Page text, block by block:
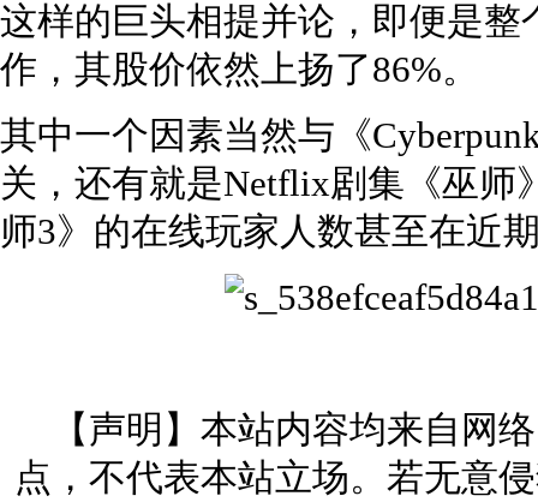
这样的巨头相提并论，即便是整
作，其股价依然上扬了86%。
其中一个因素当然与《
关，还有就是Netflix剧集《巫师
师3》的在线玩家人数甚至在近
【声明】本站内容均来自网
点，不代表本站立场。若无意